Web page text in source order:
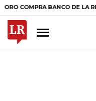
BANCO DE LA REPÚBLICA